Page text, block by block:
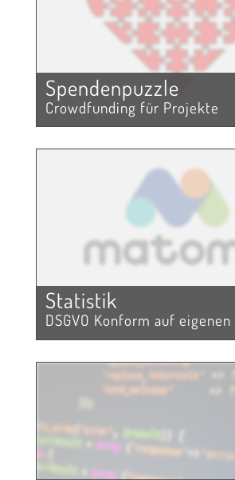
Spendenpuzzle
Crowdfunding für Projekte
Statistik
DSGVO Konform auf